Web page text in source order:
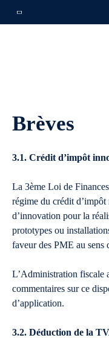
Brèves
3.1. Crédit d’impôt
La 3ème Loi de
régime du crédit d’impôt
d’innovation pour la
prototypes ou
faveur des PME au sens
L’Administration fiscale
commentaires sur ce
d’application.
3.2. Déduction de la